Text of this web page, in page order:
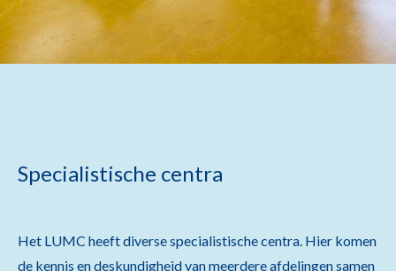
Specialistische centra
Het LUMC heeft diverse specialistische centra. Hier komen
de kennis en deskundigheid van meerdere afdelingen samen